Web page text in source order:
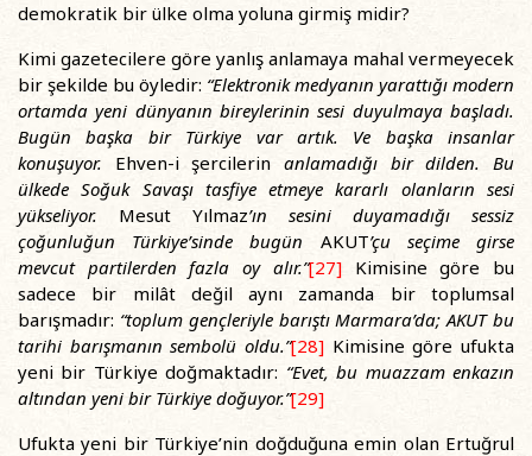
demokratik bir ülke olma yoluna girmiş midir?
Kimi gazetecilere göre yanlış anlamaya mahal vermeyecek
bir şekilde bu öyledir: “Elektronik medyanın yarattığı modern
ortamda yeni dünyanın bireylerinin sesi duyulmaya başladı.
Bugün başka bir Türkiye var artık. Ve başka insanlar
konuşuyor. Ehven-i şercilerin anlamadığı bir dilden. Bu
ülkede Soğuk Savaşı tasfiye etmeye kararlı olanların sesi
yükseliyor. Mesut Yılmaz’ın sesini duyamadığı sessiz
çoğunluğun Türkiye’sinde bugün AKUT’çu seçime girse
mevcut partilerden fazla oy alır.”[27]Kimisine göre bu
sadece bir milât değil aynı zamanda bir toplumsal
barışmadır: “toplum gençleriyle barıştı Marmara’da; AKUT bu
tarihi barışmanın sembolü oldu.”[28] Kimisine göre ufukta
yeni bir Türkiye doğmaktadır: “Evet, bu muazzam enkazın
altından yeni bir Türkiye doğuyor.”[29]
Ufukta yeni bir Türkiye’nin doğduğuna emin olan Ertuğrul